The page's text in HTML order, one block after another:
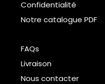
Confidentialité
Notre catalogue PDF
FAQs
Livraison
Nous contacter